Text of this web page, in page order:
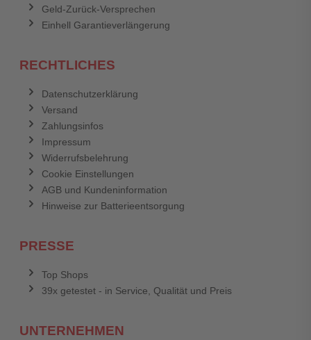
Geld-Zurück-Versprechen
Einhell Garantieverlängerung
RECHTLICHES
Datenschutzerklärung
Versand
Zahlungsinfos
Impressum
Widerrufsbelehrung
Cookie Einstellungen
AGB und Kundeninformation
Hinweise zur Batterieentsorgung
PRESSE
Top Shops
39x getestet - in Service, Qualität und Preis
UNTERNEHMEN